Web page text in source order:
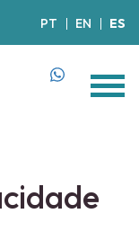
PT EN ES